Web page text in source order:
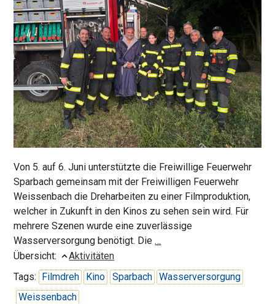
Von 5. auf 6. Juni unterstützte die Freiwillige Feuerwehr
Sparbach gemeinsam mit der Freiwilligen Feuerwehr
Weissenbach die Dreharbeiten zu einer Filmproduktion,
welcher in Zukunft in den Kinos zu sehen sein wird. Für
mehrere Szenen wurde eine zuverlässige
Wasserversorgung benötigt. Die…
Hilfe
der
Übersicht:
Aktivitäten
Tags: Filmdreh Kino Sparbach
Wasserversorgung
Weissenbach